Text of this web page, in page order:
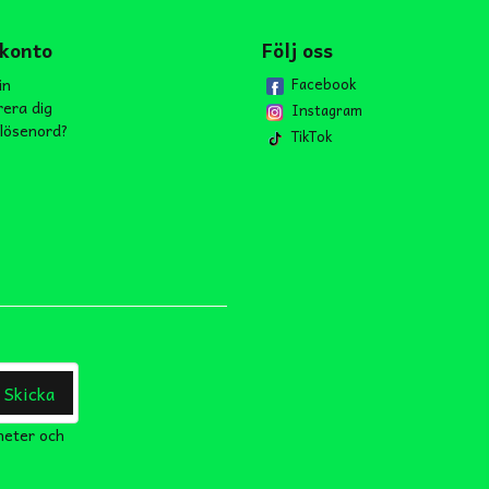
dig
Följ oss
Facebook
Instagram
TikTok
Skicka
och